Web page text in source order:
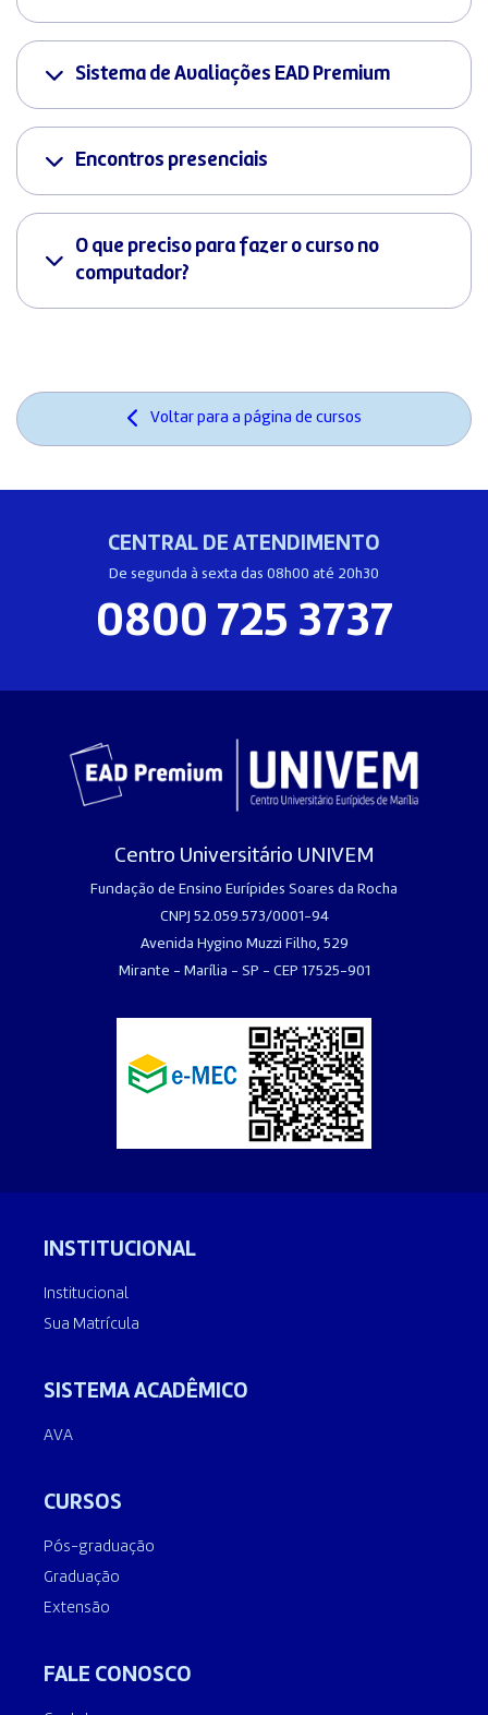
Sistema de Avaliações EAD Premium
Encontros presenciais
O que preciso para fazer o curso no
computador?
Voltar para a página de cursos
CENTRAL DE ATENDIMENTO
De segunda à sexta das 08h00 até 20h30
0800 725 3737
Centro Universitário UNIVEM
Fundação de Ensino Eurípides Soares da Rocha
CNPJ 52.059.573/0001-94
Avenida Hygino Muzzi Filho, 529
Mirante - Marília - SP - CEP 17525-901
INSTITUCIONAL
Institucional
Sua Matrícula
SISTEMA ACADÊMICO
AVA
CURSOS
Pós-graduação
Graduação
Extensão
FALE CONOSCO